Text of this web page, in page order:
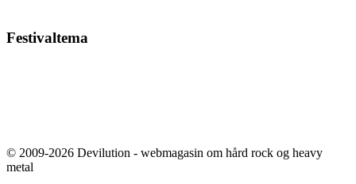
Festivaltema
© 2009-2026 Devilution - webmagasin om hård rock og heavy
metal